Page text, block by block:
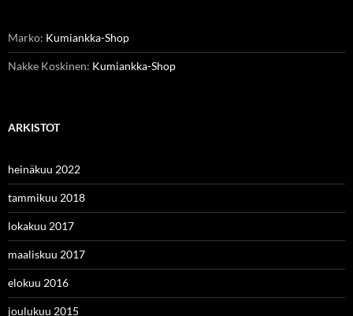
Marko: Kumiankka-Shop
Nakke Koskinen: Kumiankka-Shop
ARKISTOT
heinäkuu 2022
tammikuu 2018
lokakuu 2017
maaliskuu 2017
elokuu 2016
joulukuu 2015